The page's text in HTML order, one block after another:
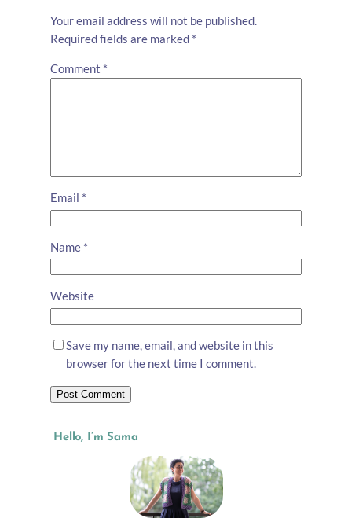
Your email address will not be published.
Required fields are marked *
Comment *
Email *
Name *
Website
Save my name, email, and website in this
browser for the next time I comment.
Hello, I’m Sama